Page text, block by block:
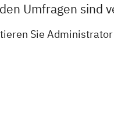
Umfragen sind
Sie